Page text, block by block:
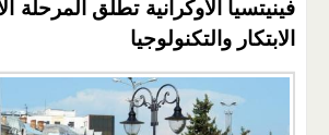
فينيتسيا الأوكرانية تطلق المرحلة
الابتكار والتكنولوجيا